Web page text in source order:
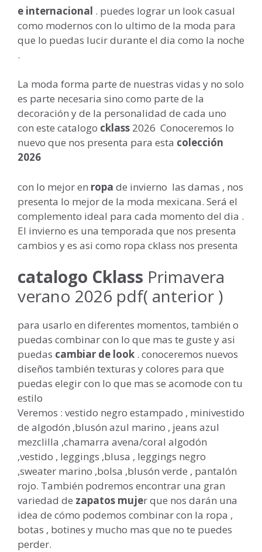
e internacional . puedes lograr un look casual
como modernos con lo ultimo de la moda para
que lo puedas lucir durante el dia como la noche
.
La moda forma parte de nuestras vidas y no solo
es parte necesaria sino como parte de la
decoración y de la personalidad de cada uno
con este catalogo cklass 2026 Conoceremos lo
nuevo que nos presenta para esta colección
2026
con lo mejor en ropa de invierno las damas , nos
presenta lo mejor de la moda mexicana. Será el
complemento ideal para cada momento del dia .
El invierno es una temporada que nos presenta
cambios y es asi como ropa cklass nos presenta
catalogo Cklass Primavera
verano 2026 pdf( anterior )
para usarlo en diferentes momentos, también o
puedas combinar con lo que mas te guste y asi
puedas cambiar de look . conoceremos nuevos
diseños también texturas y colores para que
puedas elegir con lo que mas se acomode con tu
estilo
Veremos : vestido negro estampado , minivestido
de algodón ,blusón azul marino , jeans azul
mezclilla ,chamarra avena/coral algodón
,vestido , leggings ,blusa , leggings negro
,sweater marino ,bolsa ,blusón verde , pantalón
rojo. También podremos encontrar una gran
variedad de zapatos mujer que nos darán una
idea de cómo podemos combinar con la ropa ,
botas , botines y mucho mas que no te puedes
perder.